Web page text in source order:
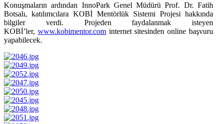
Konuşmaların ardından InnoPark Genel Müdürü Prof. Dr. Fatih
Botsalı, katılımcılara KOBİ Mentörlük Sistemi Projesi hakkında
bilgiler verdi. Projeden faydalanmak isteyen
KOBİ’ler, www.kobimentor.cominternet sitesinden online başvuru
yapabilecek.